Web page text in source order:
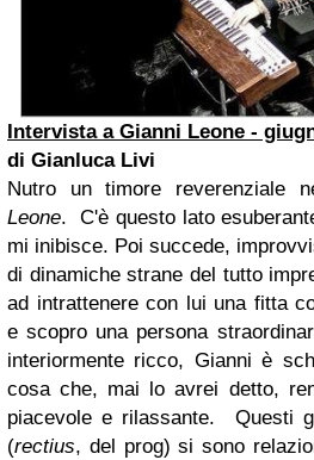
Intervista a Gianni Leone -
di Gianluca Livi
Nutro un timore reverenziale
Leone. C'è questo lato
mi inibisce. Poi succede,
di dinamiche strane del tutto
ad intrattenere con lui una fitta
e scopro una persona
interiormente ricco, Gianni è
cosa che, mai lo avrei detto,
piacevole e rilassante. Questi
(rectius, del prog) si sono